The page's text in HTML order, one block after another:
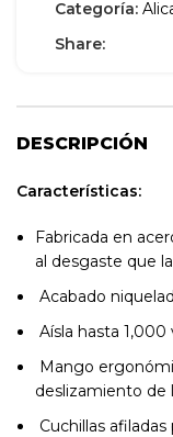
Categoría:
Share:
DESCRIPCIÓN
Características:
Fabricada en
al desgaste que
Acabado
Aísla hasta
Mango
deslizamiento de
Cuchillas